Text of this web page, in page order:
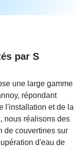
par S
une large gamme
répondant
l'installation et de la
nous réalisons des
de couvertines sur
d'eau de